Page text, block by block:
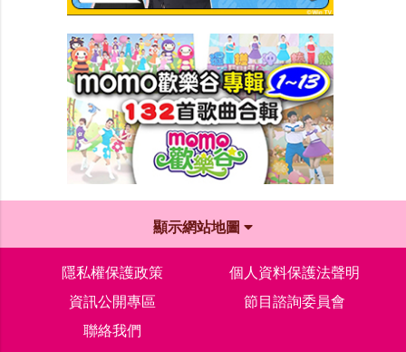
顯示網站地圖
隱私權保護政策
個人資料保護法聲明
資訊公開專區
節目諮詢委員會
聯絡我們